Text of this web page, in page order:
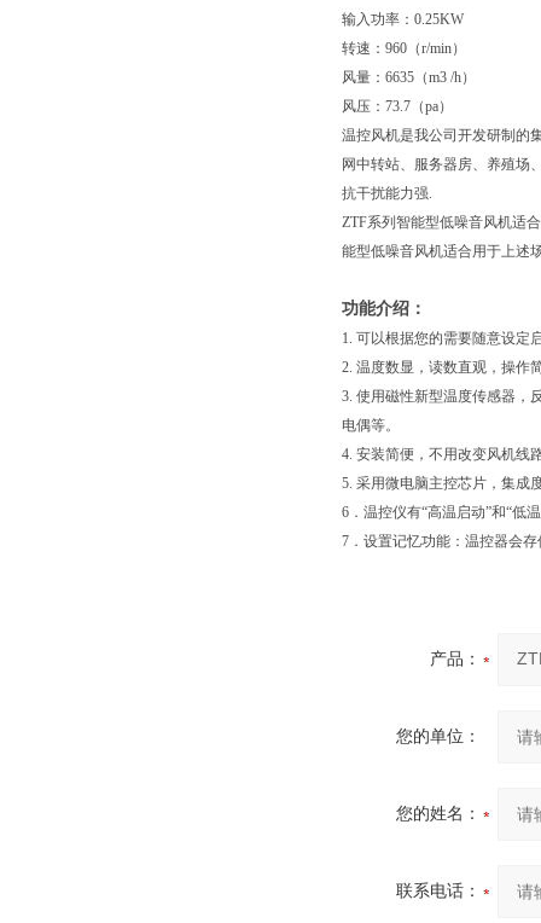
输入功率：0.25KW
转速：960（r/min）
风量：6635（m3 /h）
风压：73.7（pa）
温控风机是我公司开发研制的
网中转站、服务器房、养殖场
抗干扰能力强.
ZTF系列智能型低噪音风机适
能型低噪音风机适合用于上述
功能介绍：
1. 可以根据您的需要随意设定
2. 温度数显，读数直观，操作
3. 使用磁性新型温度传感器，
电偶等。
4. 安装简便，不用改变风机线
5. 采用微电脑主控芯片，集成
6．温控仪有“高温启动”和“低
7．设置记忆功能：温控器会
产品：
您的单位：
您的姓名：
联系电话：